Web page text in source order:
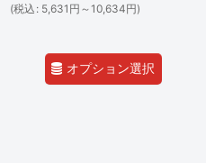
(税込 : 5,631 円 ～10,634円)
オプション選択